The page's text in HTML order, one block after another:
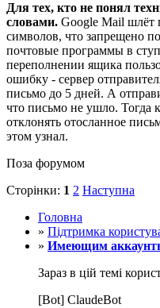
Для тех, кто не понял
словами. Google Mail шлёт
символов, что запрещено
почтовые программы в
переполнении ящика
ошибку - сервер
письмо до 5 дней. А
что письмо не ушло. Тогда
отклонять отосланное
этом узнал.
Поза форумом
Сторінки: 1 2 Наступна
Головна
» Підтримка
» Имеющим
Зараз в цій темі
[Bot] ClaudeBot